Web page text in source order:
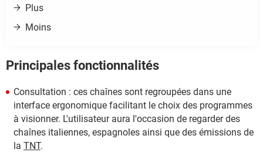
Plus
Moins
Principales fonctionnalités
Consultation : ces chaînes sont regroupées dans une
interface ergonomique facilitant le choix des programmes
à visionner. L'utilisateur aura l'occasion de regarder des
chaînes italiennes, espagnoles ainsi que des émissions de
la TNT.